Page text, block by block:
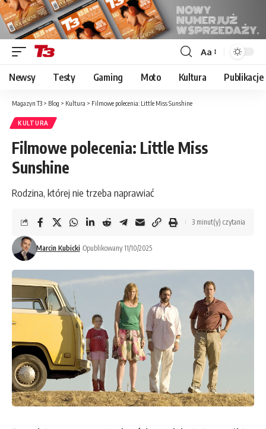
Font
Resizer
Aa
Newsy Testy Gaming Moto Kultura Publikacje
Magazyn T3 > Blog > Kultura > Filmowe polecenia: Little Miss Sunshine
KULTURA
Filmowe polecenia: Little Miss
Sunshine
Rodzina, której nie trzeba naprawiać
Marcin Kubicki Opublikowany 11/10/2025
3 minut(y) czytania